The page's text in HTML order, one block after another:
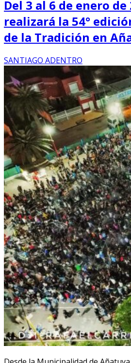
Del 3 al 6 de enero de
realizará la 54°
de la Tradición en
SANTIAGO ADENTRO